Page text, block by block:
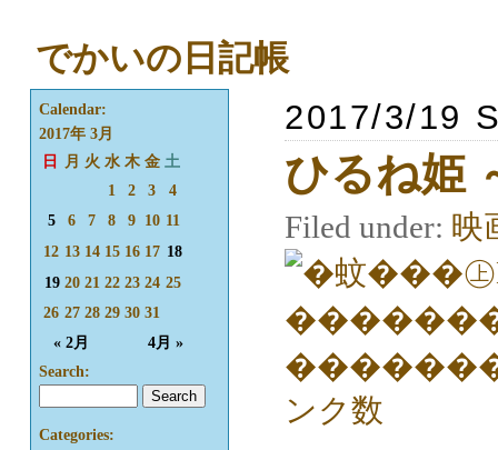
でかいの日記帳
2017/3/19
ひるね姫
Filed under: 映
Calendar:
2017年 3月
日
月 火 水 木 金 土
« 2月 4月 »
1 2 3
4
5
6 7 8 9 10 11
12 13 14 15 16 17 18
19 20 21 22 23 24 25
26 27 28 29 30 31
Search:
Categories: